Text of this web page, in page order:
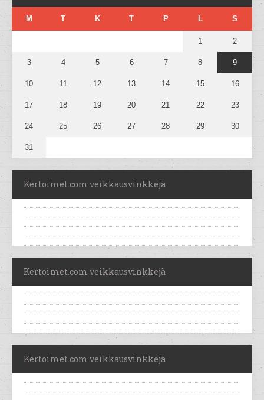
M T K T P L S
1 2
3 4 5 6 7 8 9
10 11 12 13 14 15 16
17 18 19 20 21 22 23
24 25 26 27 28 29 30
31
Kertoimet.com veikkausvinkkejä
Kertoimet.com veikkausvinkkejä
Kertoimet.com veikkausvinkkejä